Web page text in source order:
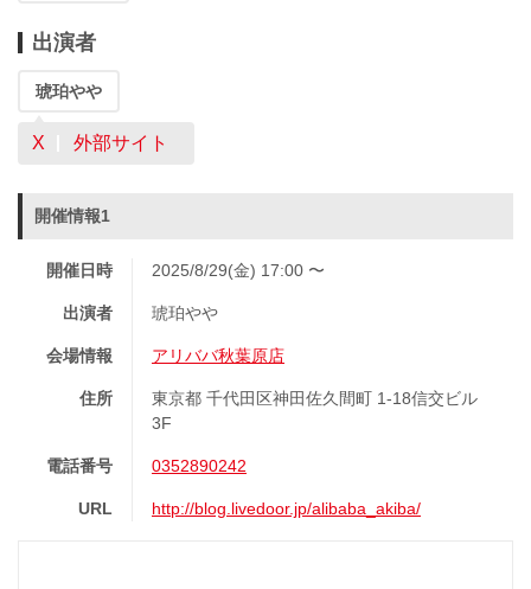
出演者
琥珀やや
X 外部サイト
開催情報1
開催日時 2025/8/29(金) 17:00 〜
出演者 琥珀やや
会場情報 アリババ秋葉原店
住所
東京都 千代田区神田佐久間町 1-18信交ビル
3F
電話番号 0352890242
URL http://blog.livedoor.jp/alibaba_akiba/